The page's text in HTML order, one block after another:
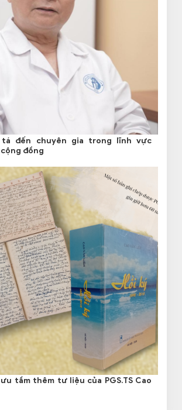
đến chuyên gia trong lĩnh vực
đồng
tầm thêm tư liệu của PGS.TS Cao